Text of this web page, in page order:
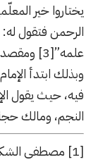
يختاروا خير
الرحمن فتقول
علمه”[3]
وبذلك ابتدأ
فيه، حيث يقول
النجم، ومالك
[1]
مصطفى